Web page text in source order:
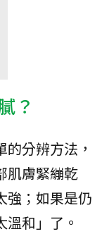
？
分辨方法，
肌膚緊繃乾
強；如果是仍
和」了。